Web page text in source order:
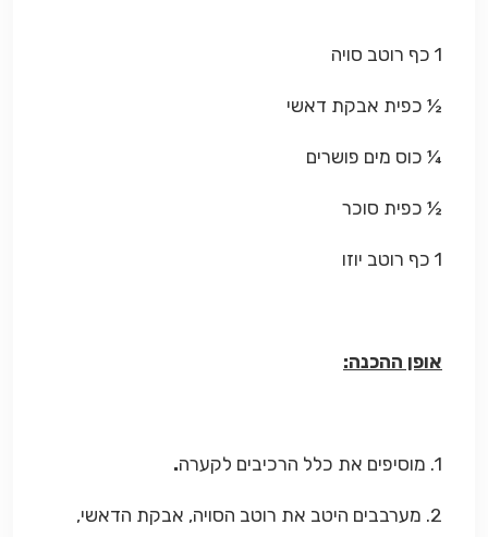
1 כף רוטב סויה
½ כפית אבקת דאשי
¼ כוס מים פושרים
½ כפית סוכר
1 כף רוטב יוזו
אופן ההכנה:
1. מוסיפים את כלל הרכיבים לקערה .
2. מערבבים היטב את רוטב הסויה, אבקת הדאשי,